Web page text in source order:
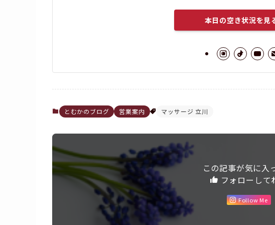
本日の空き状況を
とむかのブログ 営業案内 マッサージ 立川
この記事が気に入
フォローして
Follow Me